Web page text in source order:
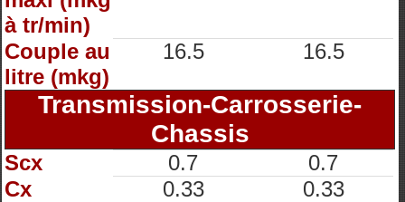
à tr/min)
Couple au
litre (mkg)
16.5 16.5
Transmission-Carrosserie-
Chassis
Scx 0.7
0.7
Cx
0.33
0.33